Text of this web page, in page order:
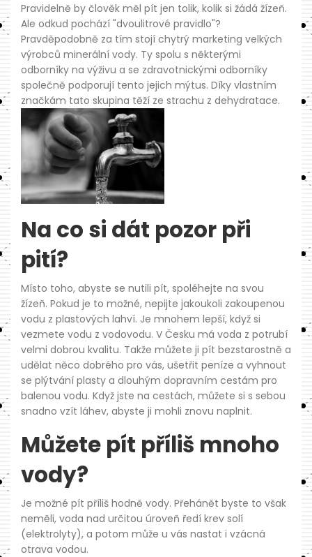
Pravidelně by člověk měl pít jen tolik, kolik si žádá žízeň.
Ale odkud pochází "dvoulitrové pravidlo"?
Pravděpodobně za tím stojí chytrý marketing velkých
výrobců minerální vody. Ty spolu s některými
odborníky na výživu a se zdravotnickými odborníky
společně podporují tento jejich mýtus. Díky vlastním
značkám tato skupina těží ze strachu z dehydratace.
Na co si dát pozor při
pití?
Místo toho, abyste se nutili pít, spoléhejte na svou
žízeň. Pokud je to možné, nepijte jakoukoli zakoupenou
vodu z plastových lahví. Je mnohem lepší, když si
vezmete vodu z vodovodu. V Česku má voda z potrubí
velmi dobrou kvalitu. Takže můžete ji pít bezstarostně a
udělat něco dobrého pro vás, ušetřit peníze a vyhnout
se plýtvání plasty a dlouhým dopravním cestám pro
balenou vodu. Když jste na cestách, můžete si s sebou
snadno vzít láhev, abyste ji mohli znovu naplnit.
Můžete pít příliš mnoho
vody?
Je možné pít příliš hodně vody. Přehánět byste to však
neměli, voda nad určitou úroveň ředí krev solí
(elektrolyty), a potom může u vás nastat i vzácná
otrava vodou.